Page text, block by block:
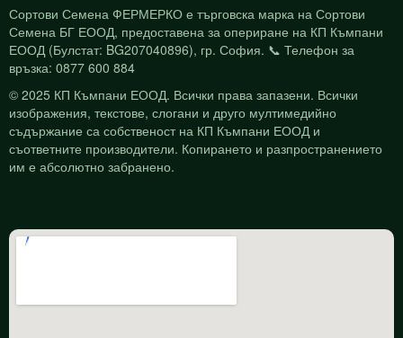
Сортови Семена ФЕРМЕРКО е търговска марка на Сортови
Семена БГ ЕООД, предоставена за опериране на КП Къмпани
ЕООД (Булстат: BG207040896), гр. София. 📞 Телефон за
връзка: 0877 600 884
© 2025 КП Къмпани ЕООД. Всички права запазени. Всички
изображения, текстове, слогани и друго мултимедийно
съдържание са собственост на КП Къмпани ЕООД и
съответните производители. Копирането и разпространението
им е абсолютно забранено.